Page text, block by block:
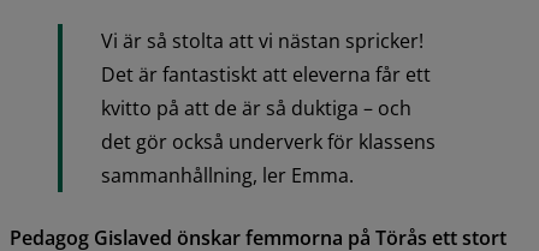
Vi är så stolta att vi nästan spricker!
Det är fantastiskt att eleverna får ett
kvitto på att de är så duktiga – och
det gör också underverk för klassens
sammanhållning, ler Emma.
Pedagog Gislaved önskar femmorna på Törås ett stort